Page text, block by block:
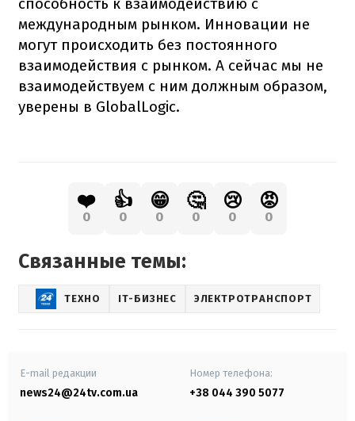
международным рынком. Инновации не
могут происходить без постоянного
взаимодействия с рынком. А сейчас мы не
взаимодействуем с ним должным образом,
уверены в GlobalLogic.
❤️
0
👍
0
😁
0
🤔
0
😢
0
😡
0
Связанные темы:
ТЕХНО IT-БИЗНЕС ЭЛЕКТРОТРАНСПОРТ
E-mail редакции
news24@24tv.com.ua
Номер телефона:
+38 044 390 5077